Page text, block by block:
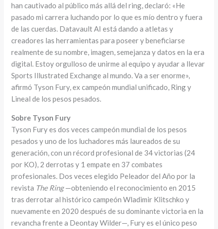
han cautivado al público más allá del ring, declaró: «He
pasado mi carrera luchando por lo que es mío dentro y fuera
de las cuerdas. Datavault AI está dando a atletas y
creadores las herramientas para poseer y beneficiarse
realmente de su nombre, imagen, semejanza y datos en la era
digital. Estoy orgulloso de unirme al equipo y ayudar a llevar
Sports Illustrated Exchange al mundo. Va a ser enorme»,
afirmó Tyson Fury, ex campeón mundial unificado, Ring y
Lineal de los pesos pesados.
Sobre Tyson Fury
Tyson Fury es dos veces campeón mundial de los pesos
pesados y uno de los luchadores más laureados de su
generación, con un récord profesional de 34 victorias (24
por KO), 2 derrotas y 1 empate en 37 combates
profesionales. Dos veces elegido Peleador del Año por la
revista The Ring—obteniendo el reconocimiento en 2015
tras derrotar al histórico campeón Wladimir Klitschko y
nuevamente en 2020 después de su dominante victoria en la
revancha frente a Deontay Wilder—, Fury es el único peso